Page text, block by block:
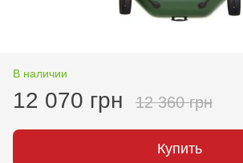
В наличии
12 070 грн 12 360 грн
Купить